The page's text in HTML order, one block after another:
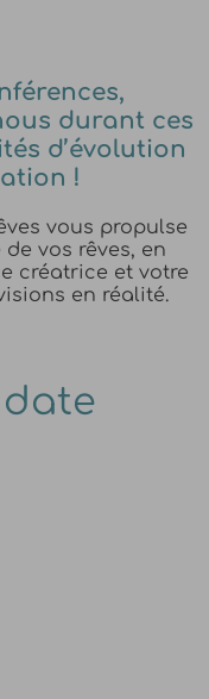
durant ces
d’évolution
!
vous propulse
vos rêves, en
créatrice et votre
en réalité.